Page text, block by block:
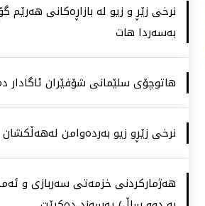
نرخی زێڕ و زیو لە بازاڕەكانی هەرێم
بەسەردا هات
هاتوچۆی سلێمانی شۆفێران ئاگادار
نرخی زێڕو زیو بەردەوامن لەهەڵكشان
هەژماركردنی خزمەتی سەربازی و